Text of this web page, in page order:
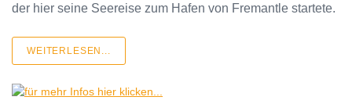
der hier seine Seereise zum Hafen von Fremantle startete.
WEITERLESEN...